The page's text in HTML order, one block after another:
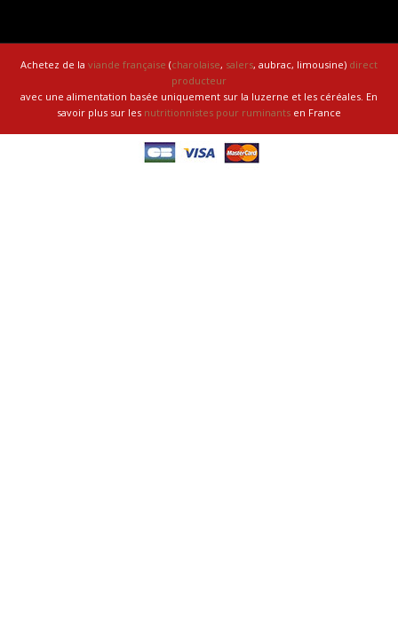
Achetez de la viande française (charolaise, salers, aubrac, limousine) direct
producteur
avec une alimentation basée uniquement sur la luzerne et les céréales. En
savoir plus sur les nutritionnistes pour ruminants en France